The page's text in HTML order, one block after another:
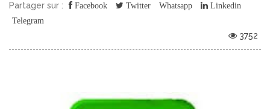
Partager sur : Facebook Twitter Whatsapp
Linkedin
Telegram
3752